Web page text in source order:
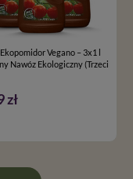
Vegano – 3x1 l
Nawóz Ekologiczny (Trzeci
zł